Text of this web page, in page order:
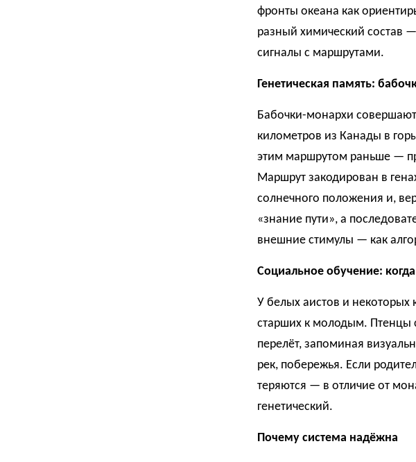
фронты океана как
разный химический состав
сигналы с маршрутами.
Генетическая память:
Бабочки-монархи
километров из Канады в
этим маршрутом раньше —
Маршрут закодирован в
солнечного положения и,
«знание пути», а
внешние стимулы — как
Социальное обучение:
У белых аистов и некоторых
старших к молодым. Птенцы
перелёт, запоминая
рек, побережья. Если
теряются — в отличие от
генетический.
Почему система надёжна